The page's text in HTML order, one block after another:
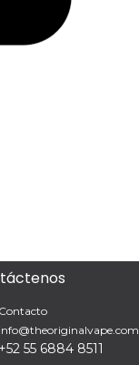
Contacto
info@theoriginalvape.com
+52 55 6884 8511